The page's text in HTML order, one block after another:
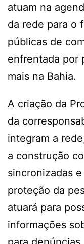
atuam na
da rede para o
públicas de
enfrentada por
mais na Bahia.
A criação da
da
integram a
a construção
sincronizadas
proteção da
atuará para
informações